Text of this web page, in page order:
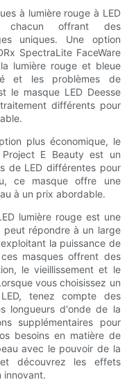
à lumière rouge à LED
chacun offrant des
uniques. Une option
SpectraLite FaceWare
lumière rouge et bleue
et les problèmes de
le masque LED Deesse
différents pour
plus économique, le
E Beauty est un
de LED différentes pour
ce masque offre une
à un prix abordable.
lumière rouge est une
peut répondre à un large
la puissance de
masques offrent des
le vieillissement et le
vous choisissez un
tenez compte des
longueurs d'onde de la
supplémentaires pour
besoins en matière de
avec le pouvoir de la
découvrez les effets
innovant.